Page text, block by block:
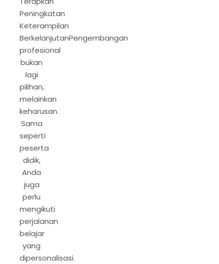
Peningkatan
Keterampilan
BerkelanjutanPengembangan
profesional
bukan
lagi
pilihan,
melainkan
keharusan.
Sama
seperti
peserta
didik,
Anda
juga
perlu
mengikuti
perjalanan
belajar
yang
dipersonalisasi.